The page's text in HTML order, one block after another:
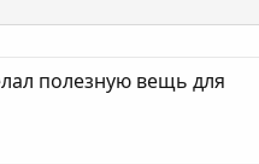
полезную вещь для